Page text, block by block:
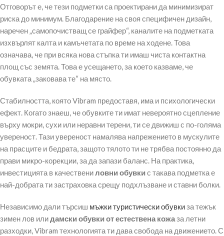
Отговорът е, че тези подметки са проектирани да минимизират
риска до минимум. Благодарение на своя специфичен дизайн,
наречен „самопочистващ се грайфер“, каналите на подметката
изхвърлят калта и камъчетата по време на ходене. Това
означава, че при всяка нова стъпка ти имаш чиста контактна
площ със земята. Това е усещането, за което казваме, че
обувката „заковава те“ на място.
Стабилността, която Vibram предоставя, има и психологически
ефект. Когато знаеш, че обувките ти имат невероятно сцепление
върху мокри, сухи или неравни терени, ти се движиш с по-голяма
увереност. Тази увереност намалява напрежението в мускулите
на прасците и бедрата, защото тялото ти не трябва постоянно да
прави микро-корекции, за да запази баланс. На практика,
инвестицията в качествениловни обувкис такава подметка е
най-добрата ти застраховка срещу подхлъзване и ставни болки.
Независимо дали търсиш мъжки туристически обувкиза тежък
зимен лов илидамски обувки от естествена кожаза летни
разходки, Vibram технологията ти дава свобода на движението. С